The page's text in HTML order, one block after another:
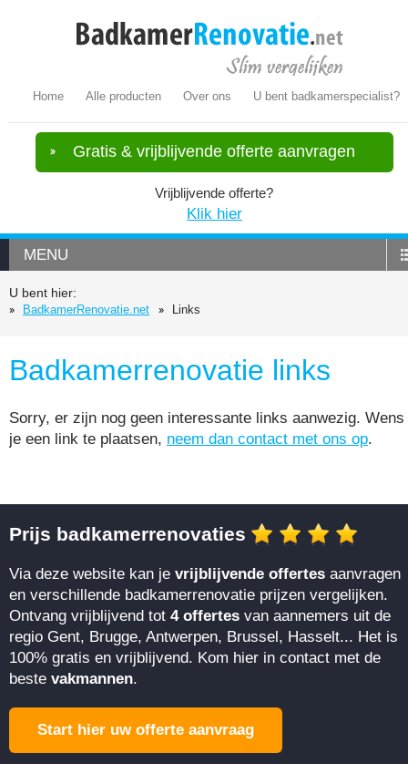
Home Alle producten Over ons U bent badkamerspecialist?
Gratis & vrijblijvende offerte aanvragen
Vrijblijvende offerte?
Klik hier
MENU
U bent hier:
BadkamerRenovatie.net
Links
Badkamerrenovatie links
Sorry, er zijn nog geen interessante links aanwezig. Wens
je een link te plaatsen, neem dan contact met ons op.
Prijs badkamerrenovaties
Via deze website kan je vrijblijvende offertes aanvragen
en verschillende badkamerrenovatie prijzen vergelijken.
Ontvang vrijblijvend tot 4 offertes van aannemers uit de
regio Gent, Brugge, Antwerpen, Brussel, Hasselt... Het is
100% gratis en vrijblijvend. Kom hier in contact met de
beste vakmannen.
Start hier uw offerte aanvraag